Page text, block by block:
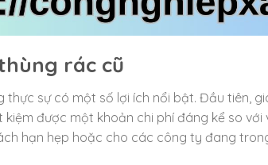
rác cũ
thực sự có một số lợi ích nổi bật. Đầu tiên,
được một khoản chi phí đáng kể so
hạn hẹp hoặc cho các công ty đang